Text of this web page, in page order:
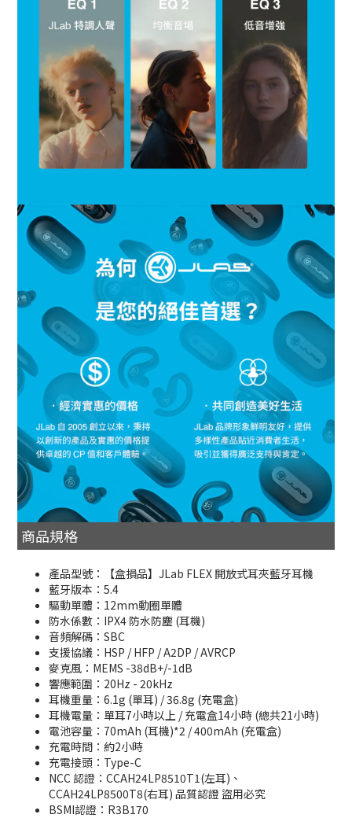
商品規格
產品型號：【盒損品】JLab FLEX 開放式耳夾藍牙耳機
藍牙版本：5.4
驅動單體：12mm動圈單體
防水係數：IPX4 防水防塵 (耳機)
音頻解碼：SBC
支援協議：HSP / HFP / A2DP / AVRCP
麥克風：MEMS -38dB+/-1dB
響應範圍：20Hz - 20kHz
耳機重量：6.1g (單耳) / 36.8g (充電盒)
耳機電量：單耳7小時以上 / 充電盒14小時 (總共21小時)
電池容量：70mAh (耳機)*2 / 400mAh (充電盒)
充電時間：約2小時
充電接頭：Type-C
NCC 認證：CCAH24LP8510T1(左耳)、
CCAH24LP8500T8(右耳) 品質認證 盜用必究
BSMI認證：R3B170